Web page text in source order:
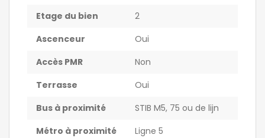
Etage du bien
2
Ascenceur
Oui
Accès PMR
Non
Terrasse
Oui
Bus à proximité
STIB M5, 75 ou de lijn
Métro à proximité
Ligne 5